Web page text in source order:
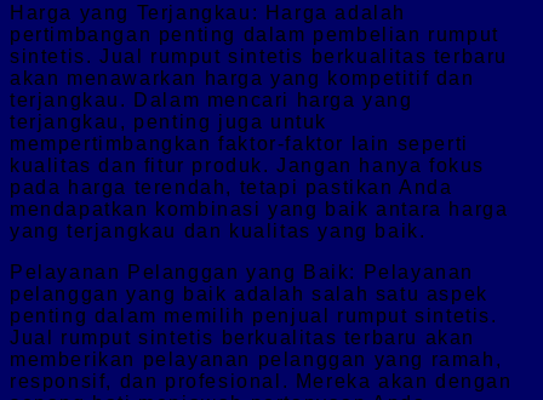
Harga yang Terjangkau: Harga adalah
pertimbangan penting dalam pembelian rumput
sintetis. Jual rumput sintetis berkualitas terbaru
akan menawarkan harga yang kompetitif dan
terjangkau. Dalam mencari harga yang
terjangkau, penting juga untuk
mempertimbangkan faktor-faktor lain seperti
kualitas dan fitur produk. Jangan hanya fokus
pada harga terendah, tetapi pastikan Anda
mendapatkan kombinasi yang baik antara harga
yang terjangkau dan kualitas yang baik.
Pelayanan Pelanggan yang Baik: Pelayanan
pelanggan yang baik adalah salah satu aspek
penting dalam memilih penjual rumput sintetis.
Jual rumput sintetis berkualitas terbaru akan
memberikan pelayanan pelanggan yang ramah,
responsif, dan profesional. Mereka akan dengan